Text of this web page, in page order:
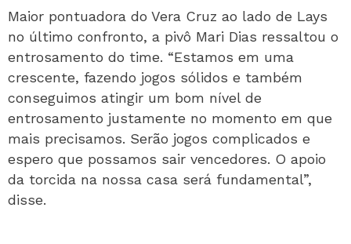
Maior pontuadora do Vera Cruz ao lado de Lays
no último confronto, a pivô Mari Dias ressaltou o
entrosamento do time. “Estamos em uma
crescente, fazendo jogos sólidos e também
conseguimos atingir um bom nível de
entrosamento justamente no momento em que
mais precisamos. Serão jogos complicados e
espero que possamos sair vencedores. O apoio
da torcida na nossa casa será fundamental”,
disse.